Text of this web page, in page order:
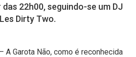
22h00, seguindo-se um DJ
Dirty Two.
A Garota Não, como é reconhecida